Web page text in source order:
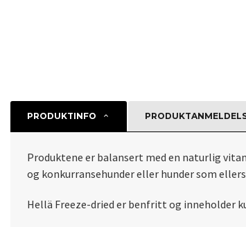
PRODUKTINFO
Produktene er balansert med en naturlig
og konkurransehunder eller hunder som
Hellä Freeze-dried er benfritt og inneholder